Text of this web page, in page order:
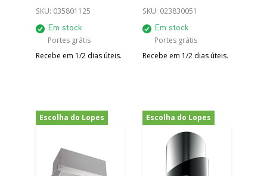
SKU: 035801125
Em stock
Portes grátis
Recebe em 1/2 dias úteis.
ANOS GARANTIA
SKU: 023830051
Em stock
Portes grátis
Recebe em 1/2 dias úteis.
Escolha do Lopes Escolha do Lopes
-50%